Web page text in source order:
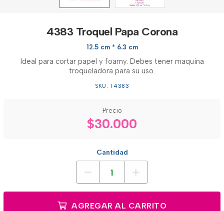
4383 Troquel Papa Corona
12.5 cm * 6.3 cm
Ideal para cortar papel y foamy. Debes tener maquina
troqueladora para su uso.
SKU: T4383
Precio
$30.000
Cantidad
AGREGAR AL CARRITO